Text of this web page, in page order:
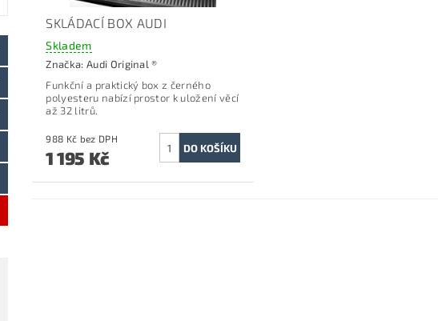
SKLÁDACÍ BOX AUDI
Skladem
Značka: Audi Original ®
Funkční a praktický box z černého
polyesteru nabízí prostor k uložení věcí
až 32 litrů.
988 Kč bez DPH
1 195 Kč